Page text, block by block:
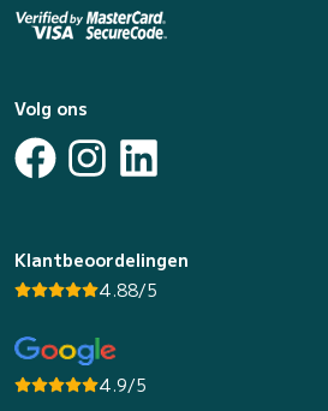
Volg ons
Klantbeoordelingen
4.88/5
4.9/5